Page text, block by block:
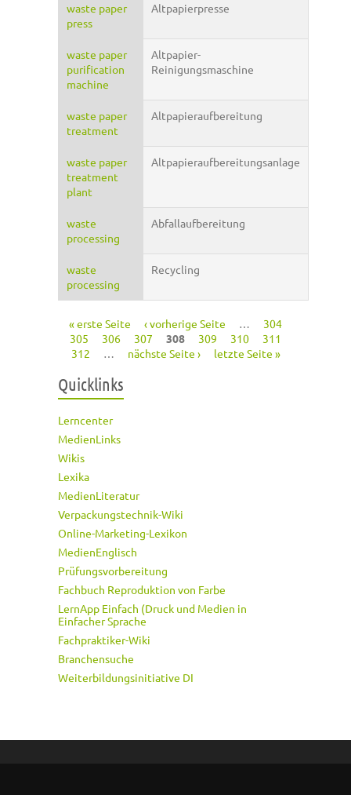
waste paper
press
Altpapierpresse
waste paper
purification
machine
Altpapier-
Reinigungsmaschine
waste paper
treatment
Altpapieraufbereitung
waste paper
treatment
plant
Altpapieraufbereitungsanlage
waste
processing
Abfallaufbereitung
waste
processing
Recycling
Seiten
« erste Seite ‹ vorherige Seite …
304
305
306 307 308 309 310
311
312
… nächste Seite › letzte Seite »
Quicklinks
Lerncenter
MedienLinks
Wikis
Lexika
MedienLiteratur
Verpackungstechnik-Wiki
Online-Marketing-Lexikon
MedienEnglisch
Prüfungsvorbereitung
Fachbuch Reproduktion von Farbe
LernApp Einfach (Druck und Medien in
Einfacher Sprache
Fachpraktiker-Wiki
Branchensuche
Weiterbildungsinitiative DI